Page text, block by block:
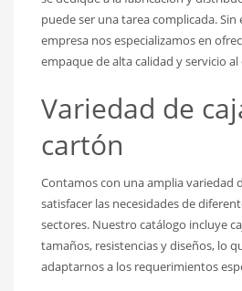
puede ser una tarea complicada.
empresa nos especializamos en
empaque de alta calidad y servicio
Variedad de
cartón
Contamos con una amplia variedad
satisfacer las necesidades de
sectores. Nuestro catálogo incluye
tamaños, resistencias y diseños, lo
adaptarnos a los requerimientos